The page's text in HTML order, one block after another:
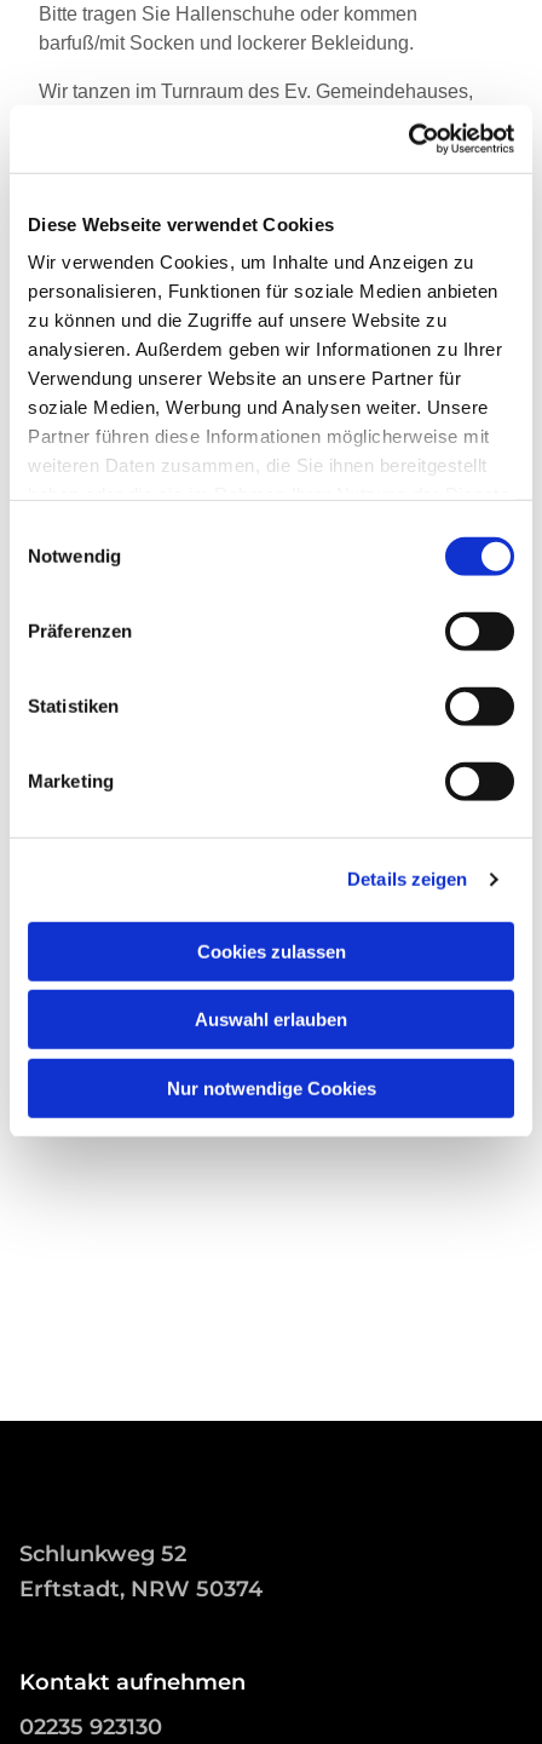
Diese Webseite verwendet Cookies
Wir verwenden Cookies, um Inhalte und Anzeigen zu
personalisieren, Funktionen für soziale Medien anbieten
zu können und die Zugriffe auf unsere Website zu
analysieren. Außerdem geben wir Informationen zu Ihrer
Verwendung unserer Website an unsere Partner für
soziale Medien, Werbung und Analysen weiter. Unsere
Partner führen diese Informationen möglicherweise mit
weiteren Daten zusammen, die Sie ihnen bereitgestellt
Notwendig
Präferenzen
Statistiken
Marketing
Details zeigen
Cookies zulassen
Auswahl erlauben
Nur notwendige Cookies
Bitte tragen Sie Hallenschuhe oder kommen
barfuß/mit Socken und lockerer Bekleidung.
Wir tanzen im Turnraum des Ev. Gemeindehauses,
Schlunkweg 52
Erftstadt, NRW 50374
Kontakt aufnehmen
02235 923130